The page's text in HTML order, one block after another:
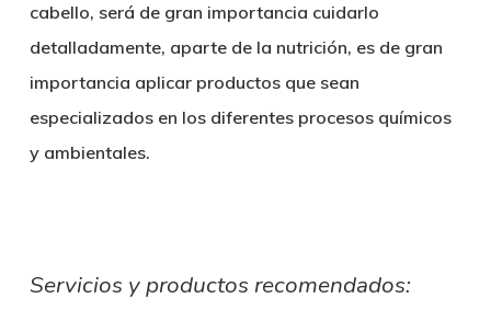
cabello, será de gran importancia cuidarlo
detalladamente, aparte de la nutrición, es de gran
importancia aplicar productos que sean
especializados en los diferentes procesos químicos
y ambientales.
Servicios y productos recomendados: